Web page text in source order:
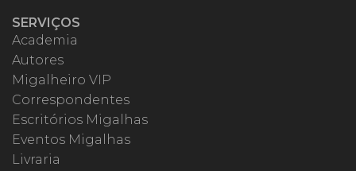
SERVIÇOS
Academia
Autores
Migalheiro VIP
Correspondentes
Escritórios Migalhas
Eventos Migalhas
Livraria